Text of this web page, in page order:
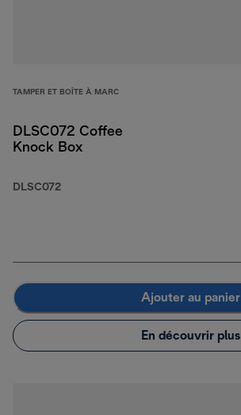
TAMPER ET BOÎTE À MARC
DLSC072 Coffee
Knock Box
DLSC072
Ajouter au panier
En découvrir plus